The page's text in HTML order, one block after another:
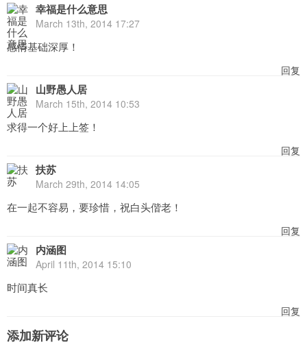
幸福是什么意思
March 13th, 2014 17:27
感情基础深厚！
回复
山野愚人居
March 15th, 2014 10:53
求得一个好上上签！
回复
扶苏
March 29th, 2014 14:05
在一起不容易，要珍惜，祝白头偕老！
回复
内涵图
April 11th, 2014 15:10
时间真长
回复
添加新评论